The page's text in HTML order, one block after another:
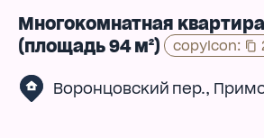
Многокомнатная
(площадь 94 м²)
copyIcon:
Воронцовский пер.,